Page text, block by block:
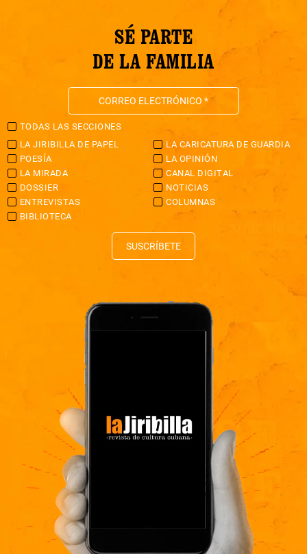
SÉ PARTE
DE LA FAMILIA
TODAS LAS SECCIONES
LA JIRIBILLA DE PAPEL
LA CARICATURA DE GUARDIA
POESÍA
LA OPINIÓN
LA MIRADA
CANAL DIGITAL
DOSSIER
NOTICIAS
ENTREVISTAS
COLUMNAS
BIBLIOTECA
SUSCRÍBETE